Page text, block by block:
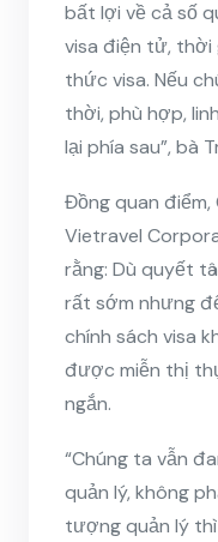
bất lợi về cả số
visa điện tử, thời
thức visa. Nếu
thời, phù hợp,
lại phía sau”, bà
Đồng quan
Vietravel
rằng: Dù quyết
rất sớm nhưng
chính sách visa
được miễn thị
ngắn.
“Chúng ta vẫn
quản lý, không
tượng quản lý